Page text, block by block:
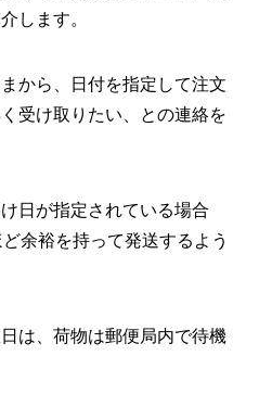
します。
から、日付を指定して注文
受け取りたい、との連絡を
日が指定されている場合
余裕を持って発送するよう
は、荷物は郵便局内で待機